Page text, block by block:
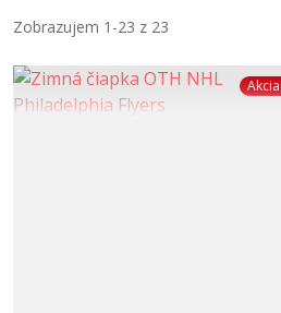
Zobrazujem 1-23 z 23
Akcia